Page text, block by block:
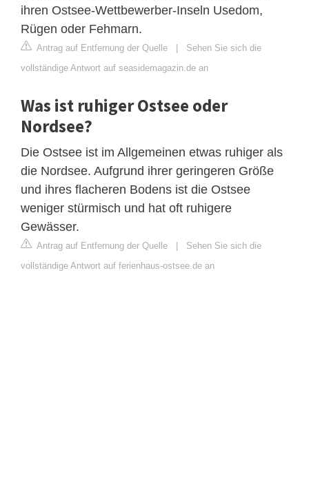
ihren Ostsee-Wettbewerber-Inseln Usedom,
Rügen oder Fehmarn.
Antrag auf Entfernung der Quelle
Sehen Sie sich die
vollständige Antwort auf seasidemagazin.de an
Was ist ruhiger Ostsee oder
Nordsee?
Die Ostsee ist im Allgemeinen etwas ruhiger als
die Nordsee. Aufgrund ihrer geringeren Größe
und ihres flacheren Bodens ist die Ostsee
weniger stürmisch und hat oft ruhigere
Gewässer.
Antrag auf Entfernung der Quelle
Sehen Sie sich die
vollständige Antwort auf ferienhaus-ostsee.de an